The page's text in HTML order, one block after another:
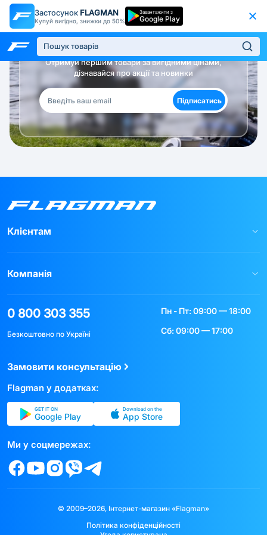
Застосунок FLAGMAN
Купуй вигідно, знижки до 50%
Завантажити з
Google Play
Будь в курсі!
Отримуй першим товари за вигідними цінами,
дізнавайся про акції та новинки
Підписатись
Клієнтам
Компанія
0 800 303 355
Безкоштовно по Україні
Пн - Пт: 09:00 — 18:00
Сб: 09:00 — 17:00
Замовити консультацію
Flagman у додатках:
GET IT ON
Google Play
Download on the
App Store
Ми у соцмережах:
© 2009–2026, Інтернет-магазин «Flagman»
Політика конфіденційності